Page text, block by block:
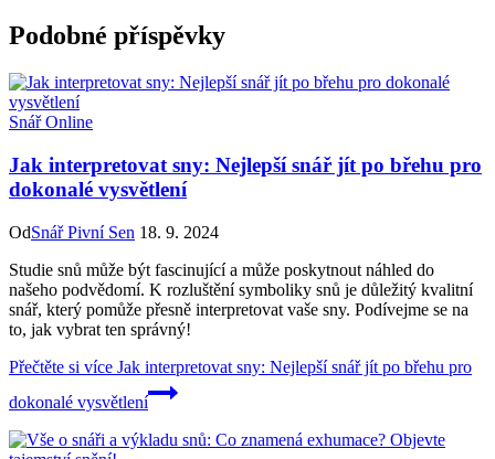
Podobné příspěvky
Snář Online
Jak interpretovat sny: Nejlepší snář jít po břehu pro
dokonalé vysvětlení
OdSnář Pivní Sen 18. 9. 2024
Studie snů může být fascinující a může poskytnout náhled do
našeho podvědomí. K rozluštění symboliky snů je důležitý kvalitní
snář, který pomůže přesně interpretovat vaše sny. Podívejme se na
to, jak vybrat ten správný!
Přečtěte si více Jak interpretovat sny: Nejlepší snář jít po břehu pro
dokonalé vysvětlení